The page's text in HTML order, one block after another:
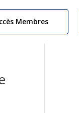
Membres